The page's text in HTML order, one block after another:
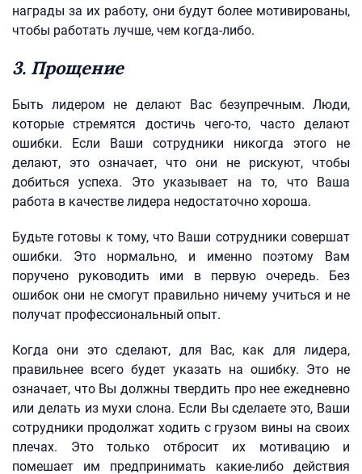
награды за их работу, они будут более мотивированы,
чтобы работать лучше, чем когда-либо.
3. Прощение
Быть лидером не делают Вас безупречным. Люди,
которые стремятся достичь чего-то, часто делают
ошибки. Если Ваши сотрудники никогда этого не
делают, это означает, что они не рискуют, чтобы
добиться успеха. Это указывает на то, что Ваша
работа в качестве лидера недостаточно хороша.
Будьте готовы к тому, что Ваши сотрудники совершат
ошибки. Это нормально, и именно поэтому Вам
поручено руководить ими в первую очередь. Без
ошибок они не смогут правильно ничему учиться и не
получат профессиональный опыт.
Когда они это сделают, для Вас, как для лидера,
правильнее всего будет указать на ошибку. Это не
означает, что Вы должны твердить про нее ежедневно
или делать из мухи слона. Если Вы сделаете это, Ваши
сотрудники продолжат ходить с грузом вины на своих
плечах. Это только отбросит их мотивацию и
помешает им предпринимать какие-либо действия